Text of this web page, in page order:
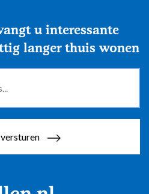
u interessante
langer thuis wonen